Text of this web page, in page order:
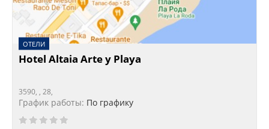
ОТЕЛИ
Hotel Altaia Arte y Playa
3590, , 28,
График работы: По графику